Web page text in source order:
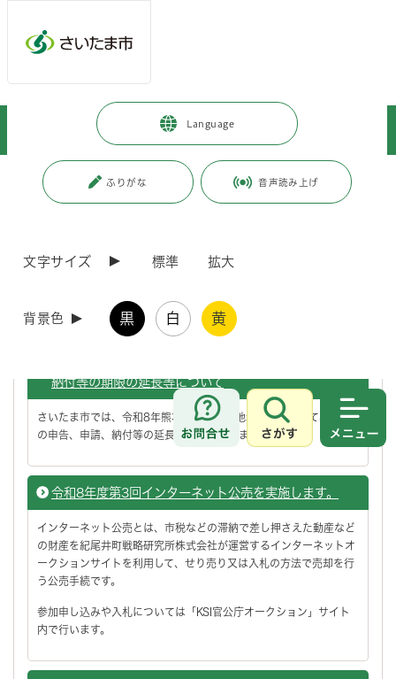
Language
ふりがな 音声読み上げ
文字サイズ 標準 拡大
背景色 黒 白 黄
お問合せ
さがす
暮らし・手続き > 保険・年金・税金
ページ番号：J000095
免除について
納付等の期限の延長等について
さいたま市では、令和8年熊本地震の被災地域の方に対して、市税
の申告、申請、納付等の延長等を行っています。
令和8年度第3回インターネット公売を実施します。
インターネット公売とは、市税などの滞納で差し押さえた動産など
の財産を紀尾井町戦略研究所株式会社が運営するインターネットオ
ークションサイトを利用して、せり売り又は入札の方法で売却を行
う公売手続です。
参加申し込みや入札については「KSI官公庁オークション」サイト
内で行います。